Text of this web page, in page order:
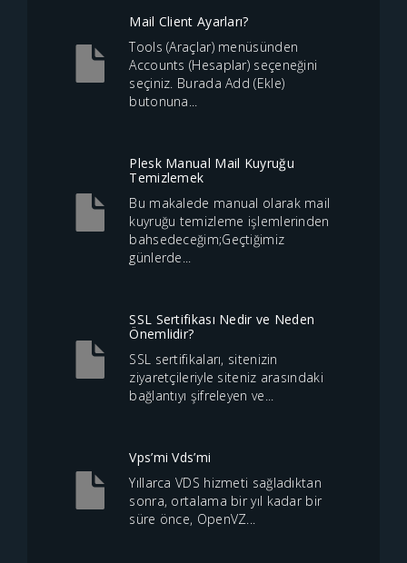
Mail Client Ayarları?
Tools (Araçlar) menüsünden
Accounts (Hesaplar) seçeneğini
seçiniz. Burada Add (Ekle)
butonuna...
Plesk Manual Mail Kuyruğu
Temizlemek
Bu makalede manual olarak mail
kuyruğu temizleme işlemlerinden
bahsedeceğim;Geçtiğimiz
günlerde...
SSL Sertifikası Nedir ve Neden
Önemlidir?
SSL sertifikaları, sitenizin
ziyaretçileriyle siteniz arasındaki
bağlantıyı şifreleyen ve...
Vps’mi Vds’mi
Yıllarca VDS hizmeti sağladıktan
sonra, ortalama bir yıl kadar bir
süre önce, OpenVZ...